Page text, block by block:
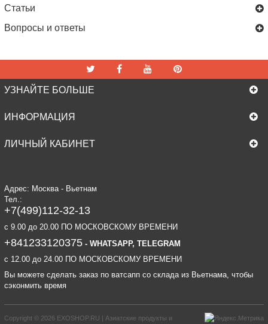
Статьи
Вопросы и ответы
УЗНАЙТЕ БОЛЬШЕ
ИНФОРМАЦИЯ
ЛИЧНЫЙ КАБИНЕТ
Адрес: Москва - Вьетнам
Тел.:
+7(499)112-32-13
c 9.00 до 20.00 ПО МОСКОВСКОМУ ВРЕМЕНИ
+841233120375- WHATSAPP, TELEGRAM
c 12.00 до 24.00 ПО МОСКОВСКОМУ ВРЕМЕНИ
Вы можете сделать заказ по ватсапп со склада из Вьетнама, чтобы
сэконмить время
Copyright © 2026 EXOSHOP.RU | Азиатские продукты и